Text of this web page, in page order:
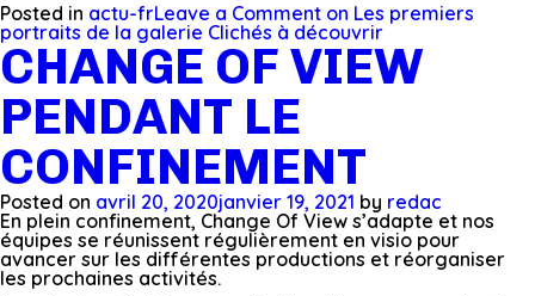
Posted in actu-frLeave a Comment on Les premiers
portraits de la galerie Clichés à découvrir
CHANGE OF VIEW
PENDANT LE
CONFINEMENT
Posted on avril 20, 2020janvier 19, 2021 by redac
En plein confinement, Change Of View s’adapte et nos
équipes se réunissent régulièrement en visio pour
avancer sur les différentes productions et réorganiser
les prochaines activités.